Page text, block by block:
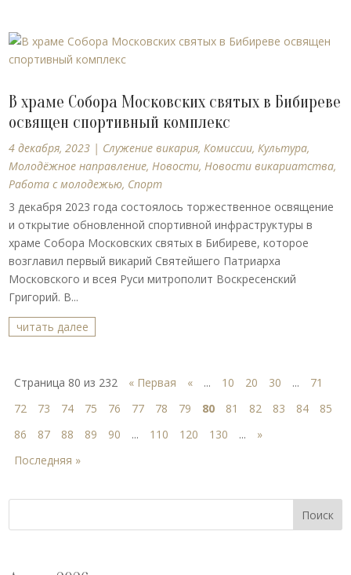
В храме Собора Московских святых в Бибиреве
освящен спортивный комплекс
4 декабря, 2023 | Cлужение викария,Комиссии,Культура,
Молодёжное направление,Новости,Новости викариатства,
Работа с молодежью, Спорт
3 декабря 2023 года состоялось торжественное освящение
и открытие обновленной спортивной инфраструктуры в
храме Собора Московских святых в Бибиреве, которое
возглавил первый викарий Святейшего Патриарха
Московского и всея Руси митрополит Воскресенский
Григорий. В...
читать далее
Страница 80 из 232 « Первая « ... 10 20 30 ...
71
72
73 74 75 76 77 78 79 80 81 82 83 84
85
86
87 88 89 90 ... 110 120 130 ...
»
Последняя »
Поиск